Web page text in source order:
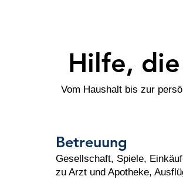
Hilfe,
Vom Haushalt bis zur
Betreuung
Gesellschaft, Spiele,
zu Arzt und Apotheke,